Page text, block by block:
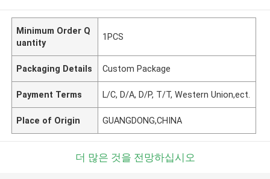
Minimum Order Q
uantity
1PCS
Packaging Details Custom Package
Payment Terms L/C, D/A, D/P, T/T, Western Union,ect.
Place of Origin GUANGDONG,CHINA
더 많은 것을 전망하십시오